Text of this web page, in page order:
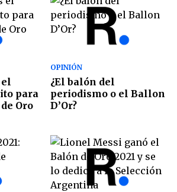
para
Oro
OPINIÓN
¿El balón del
periodismo o el Ballon
D’Or?